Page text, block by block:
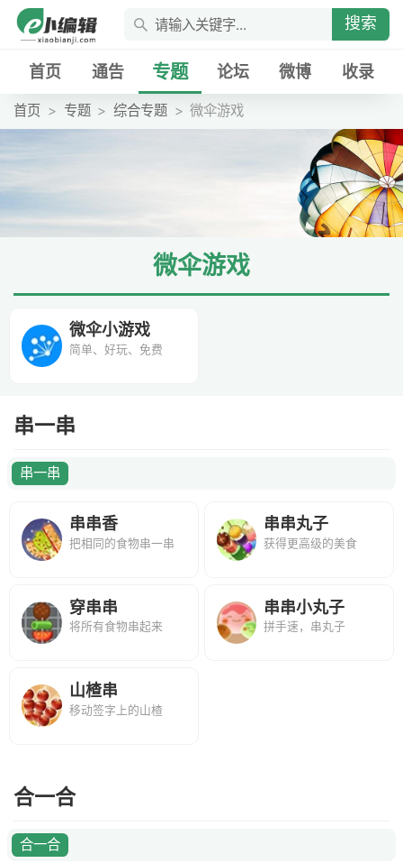
搜索
首页 通告 专题 论坛 微博 收录
首页 专题 综合专题 微伞游戏
微伞游戏
微伞小游戏
简单、好玩、免费
串一串
串一串
串串香
把相同的食物串一串
串串丸子
获得更高级的美食
穿串串
将所有食物串起来
串串小丸子
拼手速，串丸子
山楂串
移动签字上的山楂
合一合
合一合